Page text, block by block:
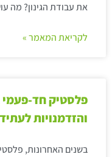
את עבודת הגינון? מה
לקריאת המאמר »
פלסטיק חד-פעמי
והזדמנויות
בשנים האחרונות,